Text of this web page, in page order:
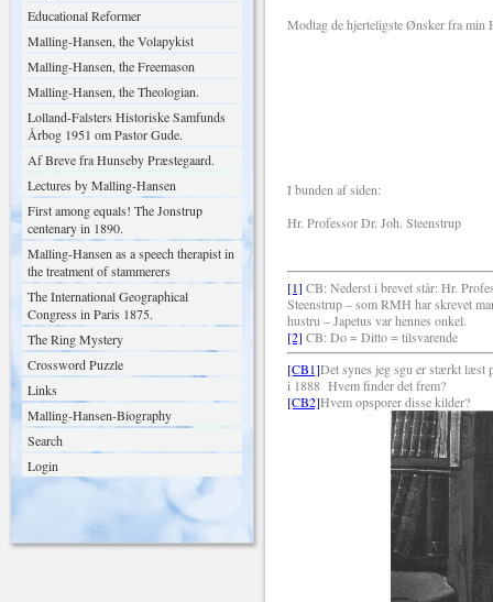
Educational Reformer
Malling-Hansen, the Volapykist
Malling-Hansen, the Freemason
Malling-Hansen, the Theologian.
Lolland-Falsters Historiske Samfunds
Årbog 1951 om Pastor Gude.
Af Breve fra Hunseby Præstegaard.
Lectures by Malling-Hansen
First among equals! The Jonstrup
centenary in 1890.
Malling-Hansen as a speech therapist in
the treatment of stammerers
The International Geographical
Congress in Paris 1875.
The Ring Mystery
Crossword Puzzle
Links
Malling-Hansen-Biography
Search
Login
Modtag de hjerteligste Ønsker fra min
I bunden af siden:
Hr. Professor Dr.
[1] CB: Nederst i brevet står: Hr.
Steenstrup – som RMH har skrevet
hustru – Japetus var hennes onkel.
[2] CB: Do = Ditto = tilsvarende
[CB1]Det synes jeg sgu er stærkt læst
i 1888 Hvem finder det frem?
[CB2]Hvem opsporer disse kilder?